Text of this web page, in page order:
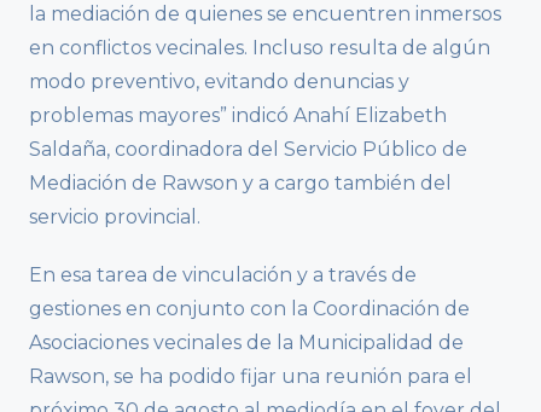
la mediación de quienes se encuentren inmersos
en conflictos vecinales. Incluso resulta de algún
modo preventivo, evitando denuncias y
problemas mayores” indicó Anahí Elizabeth
Saldaña, coordinadora del Servicio Público de
Mediación de Rawson y a cargo también del
servicio provincial.
En esa tarea de vinculación y a través de
gestiones en conjunto con la Coordinación de
Asociaciones vecinales de la Municipalidad de
Rawson, se ha podido fijar una reunión para el